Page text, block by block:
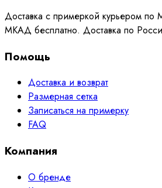
Доставка с примеркой курьером по
МКАД бесплатно. Доставка по
Помощь
Доставка и возврат
Размерная сетка
Записаться на примерку
FAQ
Компания
О бренде